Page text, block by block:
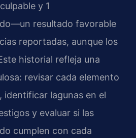
y 1
resultado favorable
reportadas, aunque los
historial refleja una
revisar cada elemento
identificar lagunas en el
y evaluar si las
cumplen con cada